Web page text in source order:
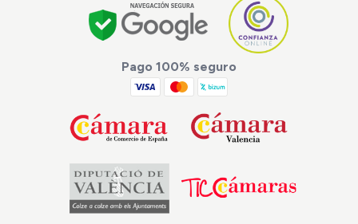
Pago 100% seguro